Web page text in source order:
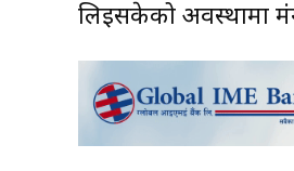
लिइसकेको अवस्थामा